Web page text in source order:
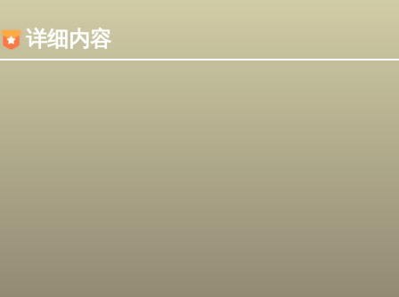
详细内容